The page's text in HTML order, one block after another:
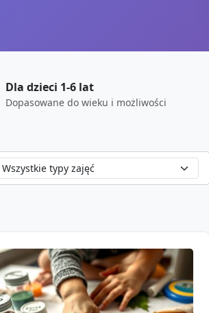
Dla dzieci 1-6 lat
Dopasowane do wieku i możliwości